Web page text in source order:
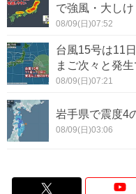
で強風・大し
08/09(日)07:52
台風15号は11
まご次々と発
08/09(日)07:21
岩手県で震度4
08/09(日)03:06